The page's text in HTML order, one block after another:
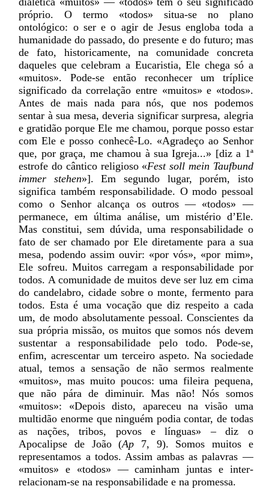
próprio. O termo «todos» situa-se no plano
ontológico: o ser e o agir de Jesus engloba toda a
humanidade do passado, do presente e do futuro; mas
de fato, historicamente, na comunidade concreta
daqueles que celebram a Eucaristia, Ele chega só a
«muitos». Pode-se então reconhecer um tríplice
significado da correlação entre «muitos» e «todos».
Antes de mais nada para nós, que nos podemos
sentar à sua mesa, deveria significar surpresa, alegria
e gratidão porque Ele me chamou, porque posso estar
com Ele e posso conhecê-Lo. «Agradeço ao Senhor
que, por graça, me chamou à sua Igreja...» [diz a 1ª
estrofe do cântico religioso «Fest soll mein Taufbund
immer stehen»]. Em segundo lugar, porém, isto
significa também responsabilidade. O modo pessoal
como o Senhor alcança os outros — «todos» —
permanece, em última análise, um mistério d’Ele.
Mas constitui, sem dúvida, uma responsabilidade o
fato de ser chamado por Ele diretamente para a sua
mesa, podendo assim ouvir: «por vós», «por mim»,
Ele sofreu. Muitos carregam a responsabilidade por
todos. A comunidade de muitos deve ser luz em cima
do candelabro, cidade sobre o monte, fermento para
todos. Esta é uma vocação que diz respeito a cada
um, de modo absolutamente pessoal. Conscientes da
sua própria missão, os muitos que somos nós devem
sustentar a responsabilidade pelo todo. Pode-se,
enfim, acrescentar um terceiro aspeto. Na sociedade
atual, temos a sensação de não sermos realmente
«muitos», mas muito poucos: uma fileira pequena,
que não pára de diminuir. Mas não! Nós somos
«muitos»: «Depois disto, apareceu na visão uma
multidão enorme que ninguém podia contar, de todas
as nações, tribos, povos e línguas» – diz o
Apocalipse de João (Ap 7, 9). Somos muitos e
representamos a todos. Assim ambas as palavras —
«muitos» e «todos» — caminham juntas e inter-
relacionam-se na responsabilidade e na promessa.